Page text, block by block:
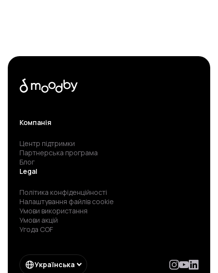
Компанія
Центр підтримки
Партнерська програма
Блог
Legal
Політика конфіденційності
Налаштування файлів cookie
Умови використання
Умови акцій
Угода COF
Українська